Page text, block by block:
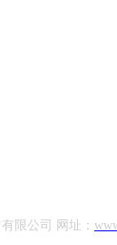
限公司 网址：